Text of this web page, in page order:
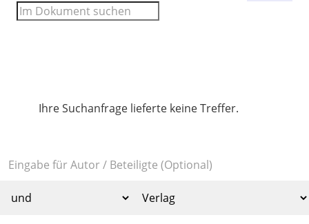
Zuletzt gesucht
Ihre Suchanfrage lieferte keine Treffer.